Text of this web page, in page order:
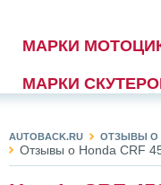
МАРКИ
МАРКИ
AUTOBACK.RU ОТЗЫВЫ О
Отзывы о Honda CRF